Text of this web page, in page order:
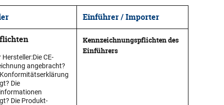
Einführer / Importer
Hersteller:Die CE-
angebracht?
Konformitätserklärung
Die
Die Produkt-
Kennzeichnungspflichten des
Einführers